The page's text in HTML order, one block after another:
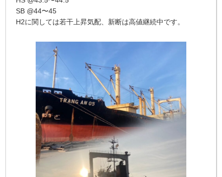
SB @44〜45
H2に関しては若干上昇気配、新断は高値継続中です。